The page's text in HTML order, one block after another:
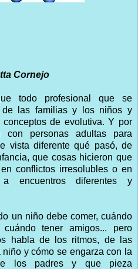
Cornejo
todo profesional que se
las familias y los niños y
de evolutiva. Y por
personas adultas para
vista diferente qué pasó, de
que cosas hicieron que
conflictos irresolubles o en
encuentros diferentes y
un niño debe comer, cuándo
tener amigos... pero
habla de los ritmos, de las
y cómo se engarza con la
los padres y que pieza